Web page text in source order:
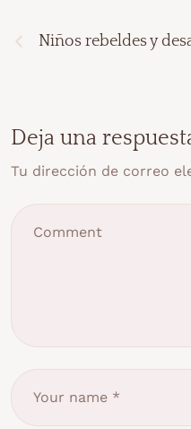
Niños rebeldes y
Deja una
Tu dirección de correo